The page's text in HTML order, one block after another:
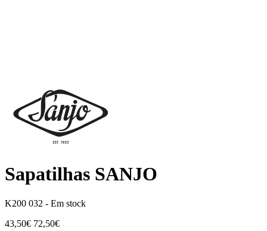
Sapatilhas SANJO
K200 032 - Em stock
43,50€ 72,50€